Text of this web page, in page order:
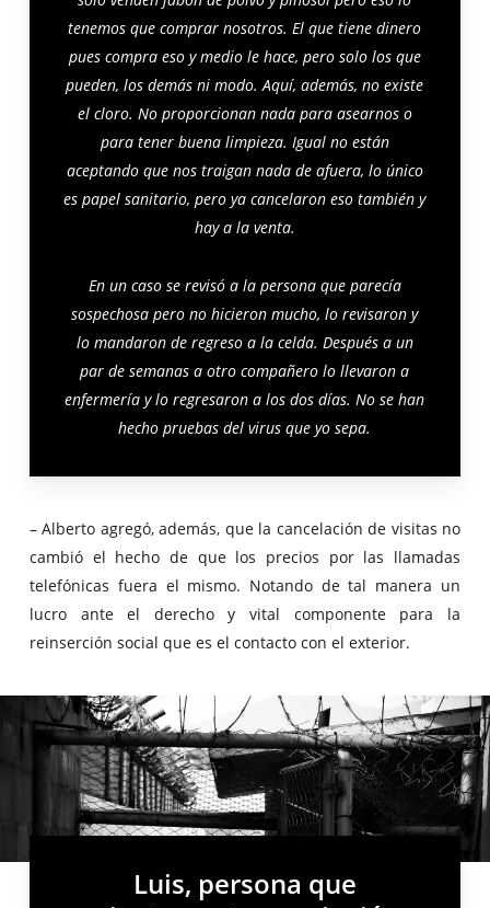
tenemos que comprar nosotros. El que tiene dinero
pues compra eso y medio le hace, pero solo los que
pueden, los demás ni modo. Aquí, además, no existe
el cloro. No proporcionan nada para asearnos o
para tener buena limpieza. Igual no están
aceptando que nos traigan nada de afuera, lo único
es papel sanitario, pero ya cancelaron eso también y
hay a la venta.
En un caso se revisó a la persona que parecía
sospechosa pero no hicieron mucho, lo revisaron y
lo mandaron de regreso a la celda. Después a un
par de semanas a otro compañero lo llevaron a
enfermería y lo regresaron a los dos días. No se han
hecho pruebas del virus que yo sepa.
– Alberto agregó, además, que la cancelación de visitas no
cambió el hecho de que los precios por las llamadas
telefónicas fuera el mismo. Notando de tal manera un
lucro ante el derecho y vital componente para la
reinserción social que es el contacto con el exterior.
Luis, persona que